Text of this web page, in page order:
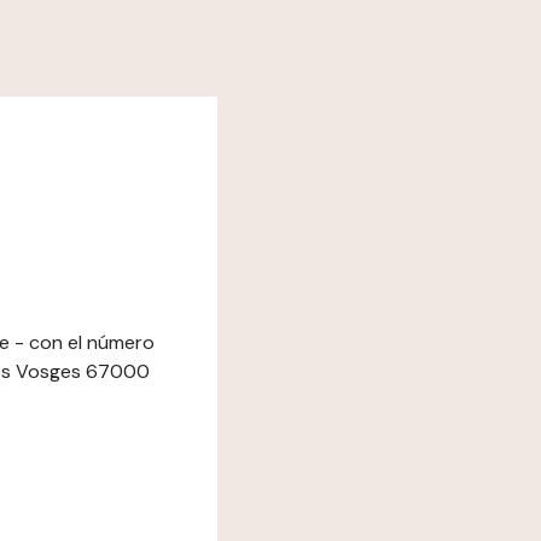
- con el número
Vosges 67000